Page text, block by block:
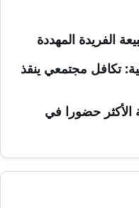
الفريدة المهددة
تكافل مجتمعي ينقذ
الأكثر حضورا في